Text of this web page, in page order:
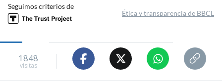
Seguimos criterios de
Ética y transparencia de BBCL
1848
visitas